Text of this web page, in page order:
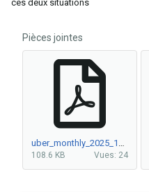
ces deux situations
Pièces jointes
108.6 KB Vues: 24